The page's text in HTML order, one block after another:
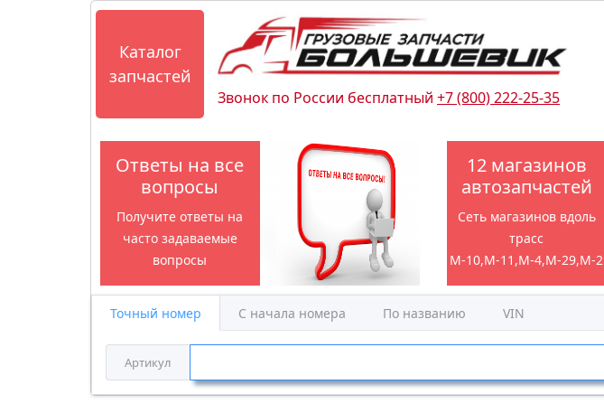
Каталог
запчастей
Звонок по России бесплатный +7 (800) 222-25-35
Ответы на все
вопросы
Получите ответы на
часто задаваемые
вопросы
12 магазинов
автозапчастей
Сеть магазинов вдоль
трасс
М-10,М-11,М-4,М-29,М-2
Точный номер
С начала номера По названию VIN
Артикул